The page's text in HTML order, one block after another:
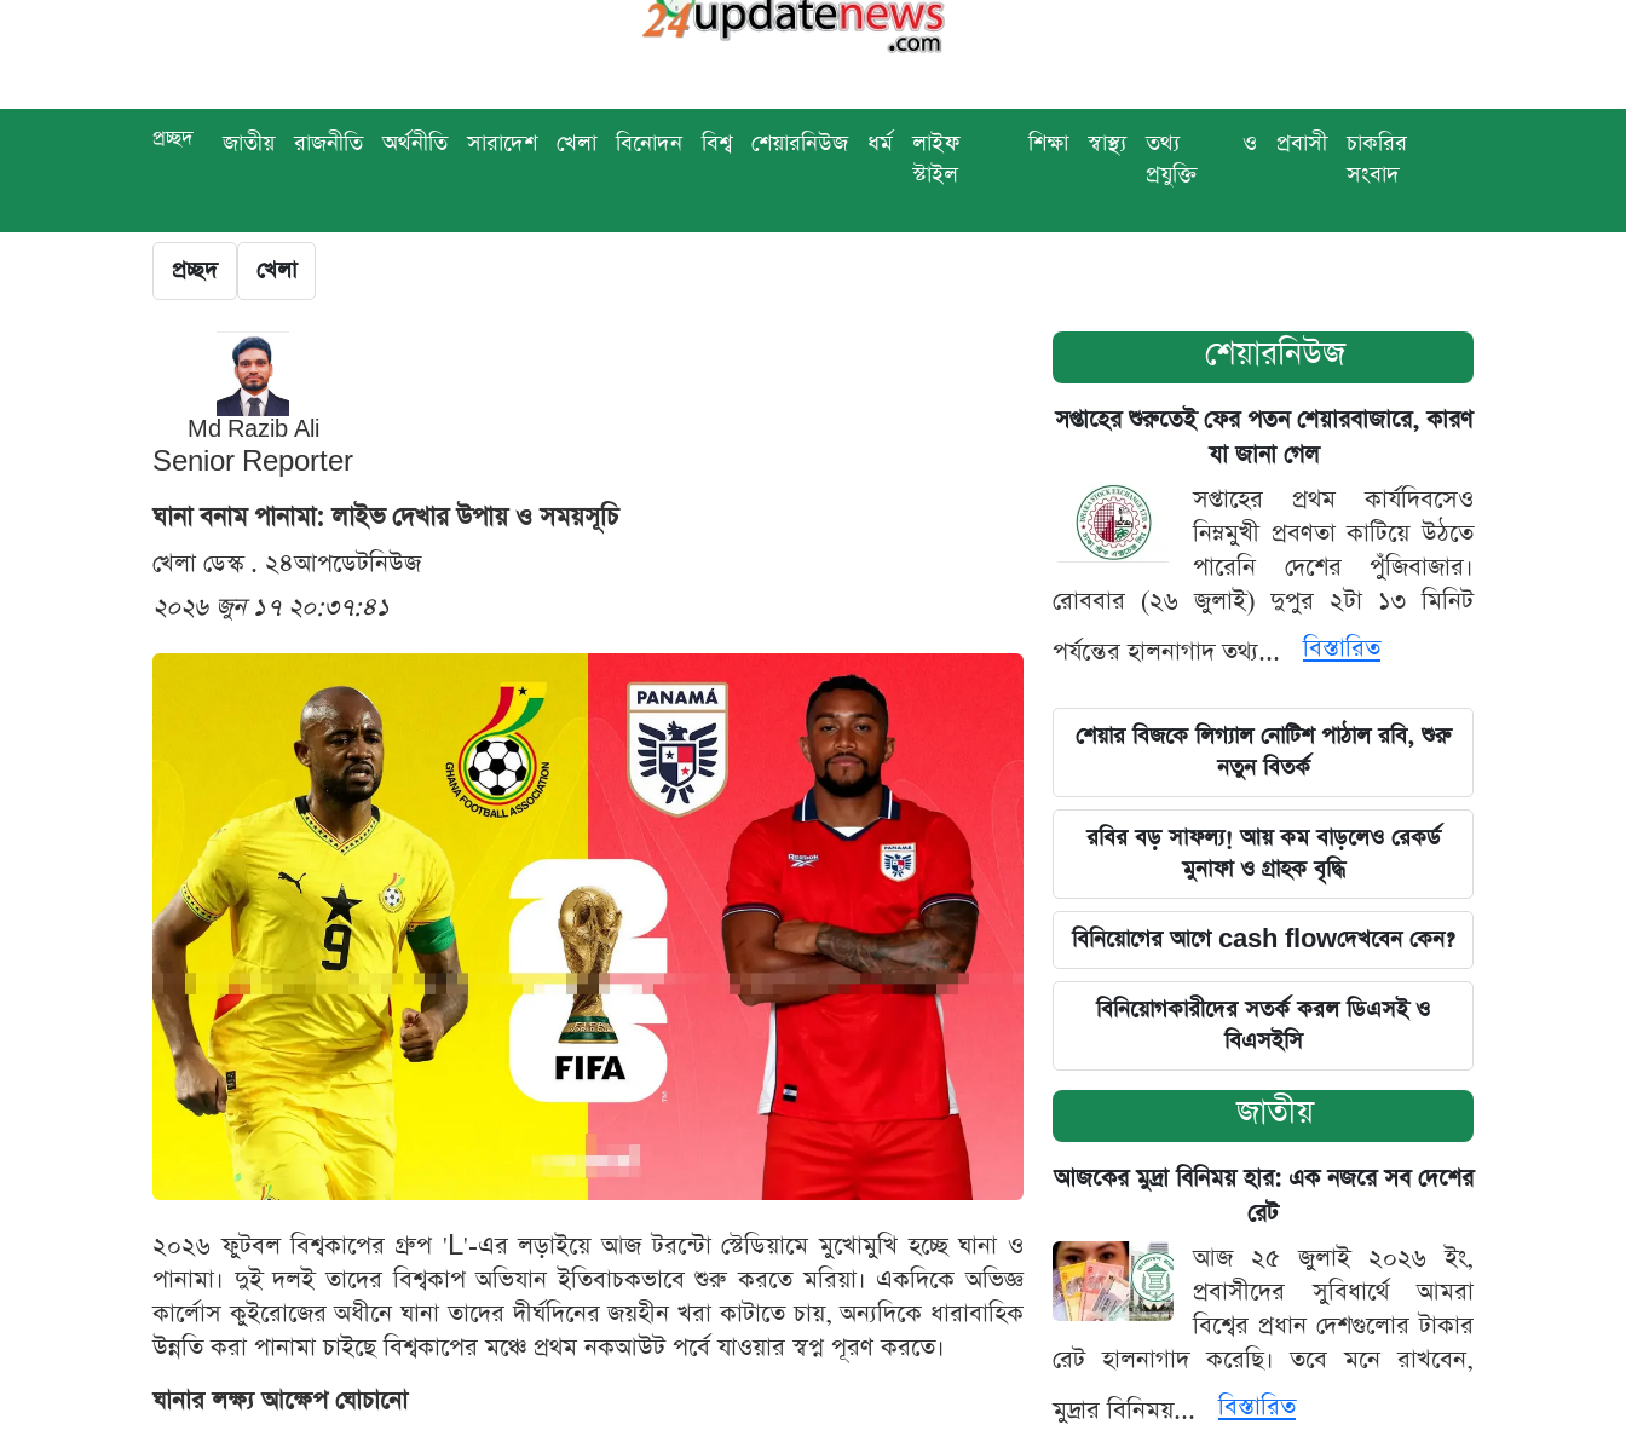
প্রচ্ছদ জাতীয় রাজনীতি অর্থনীতি সারাদেশ খেলা বিনোদন বিশ্ব শেয়ারনিউজ ধর্ম
লাইফ
স্টাইল
শিক্ষা স্বাস্থ্য
তথ্য ও
প্রযুক্তি
প্রবাসী
চাকরির
সংবাদ
প্রচ্ছদ খেলা
Md Razib Ali
Senior Reporter
ঘানা বনাম পানামা: লাইভ দেখার উপায় ও সময়সূচি
খেলা ডেস্ক . ২৪আপডেটনিউজ
২০২৬ জুন ১৭ ২০:৩৭:৪১
২০২৬ ফুটবল বিশ্বকাপের গ্রুপ 'L'-এর লড়াইয়ে আজ টরন্টো স্টেডিয়ামে মুখোমুখি হচ্ছে ঘানা ও
পানামা। দুই দলই তাদের বিশ্বকাপ অভিযান ইতিবাচকভাবে শুরু করতে মরিয়া। একদিকে অভিজ্ঞ
কার্লোস কুইরোজের অধীনে ঘানা তাদের দীর্ঘদিনের জয়হীন খরা কাটাতে চায়, অন্যদিকে ধারাবাহিক
উন্নতি করা পানামা চাইছে বিশ্বকাপের মঞ্চে প্রথম নকআউট পর্বে যাওয়ার স্বপ্ন পূরণ করতে।
ঘানার লক্ষ্য আক্ষেপ ঘোচানো
শেয়ারনিউজ
সপ্তাহের শুরুতেই ফের পতন শেয়ারবাজারে, কারণ
যা জানা গেল
সপ্তাহের প্রথম কার্যদিবসেও
নিম্নমুখী প্রবণতা কাটিয়ে উঠতে
পারেনি দেশের পুঁজিবাজার।
রোববার (২৬ জুলাই) দুপুর ২টা ১৩ মিনিট
পর্যন্তের হালনাগাদ তথ্য...
বিস্তারিত
শেয়ার বিজকে লিগ্যাল নোটিশ পাঠাল রবি, শুরু
নতুন বিতর্ক
রবির বড় সাফল্য! আয় কম বাড়লেও রেকর্ড
মুনাফা ও গ্রাহক বৃদ্ধি
বিনিয়োগের আগে cash flowদেখবেন কেন?
বিনিয়োগকারীদের সতর্ক করল ডিএসই ও
বিএসইসি
জাতীয়
আজকের মুদ্রা বিনিময় হার: এক নজরে সব দেশের
রেট
আজ ২৫ জুলাই ২০২৬ ইং,
প্রবাসীদের সুবিধার্থে আমরা
বিশ্বের প্রধান দেশগুলোর টাকার
রেট হালনাগাদ করেছি। তবে মনে রাখবেন,
মুদ্রার বিনিময়...
বিস্তারিত